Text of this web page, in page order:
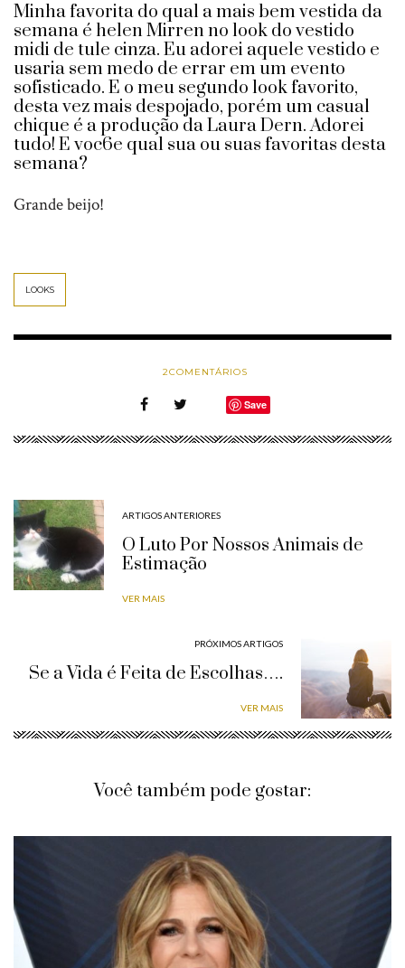
Minha favorita do qual a mais bem vestida da
semana é helen Mirren no look do vestido
midi de tule cinza. Eu adorei aquele vestido e
usaria sem medo de errar em um evento
sofisticado. E o meu segundo look favorito,
desta vez mais despojado, porém um casual
chique é a produção da Laura Dern. Adorei
tudo! E voc6e qual sua ou suas favoritas desta
semana?
Grande beijo!
LOOKS
2COMENTÁRIOS
Save
ARTIGOS ANTERIORES
O Luto Por Nossos Animais de
Estimação
VER MAIS
PRÓXIMOS ARTIGOS
Se a Vida é Feita de Escolhas….
VER MAIS
Você também pode gostar: